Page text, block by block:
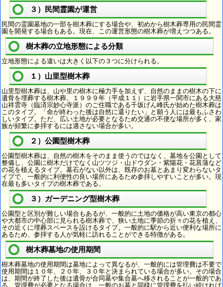
３）民間霊園が運営
民間の霊園墓地の一部を樹木葬にする場合や、初めから樹木葬専用の民間霊
園を開発する場合もある。現在、この運営形態の樹木葬が増えつつある。
樹木葬の立地形態による分類
立地形態による違いは大きく以下の３つに分けられる。
１）山里型樹木葬
山里型樹木葬は、山や里の樹木に極力手を加えず、自然のままの樹木の下に
遺骨を埋葬する樹木葬。１９９９年（平成１１）に岩手県一関市にある大慈
山祥雲寺（臨済宗妙心寺派）のご住職である千坂げん峰氏が始めた樹木葬は
このタイプ。「命が終わった後は自然に還りたい」と願う人には最もふさわ
しいタイプ。ただ、広い土地が必要となるため交通の不便な場所が多く、家
族が頻繁に参拝するには適さない場合が多い。
２）公園型樹木葬
公園型樹木葬は、自然の樹木をそのまま使うのではなく、墓地を公園として
整備し、公園に樹木だけでなく山ツツジ・山ドウダン・紫陽花・花菖蒲など
の花を植えるタイプ。墓石がない以外は、既存のお墓とあまり変わらないタ
イプで、一般的に利便性の良い場所にあるため参拝しやすいことが多い。現
在最も多いタイプの樹木葬である。
３）ガーデニング型樹木葬
公園型と区別が難しい場合もあるが、一般的に土地の価格が高い東京の都心
や大都市の中心部に見られる樹木葬で、狭い土地に季節の折々の花を植え、
その近くに埋葬スペースを設けるタイプ。一般的に駅から近い便利な場所に
あるため、参拝する人が気軽に訪れることができる特徴がある。
樹木葬墓地の使用期間
樹木葬墓地の使用期間は墓地によって異なるが、一般的には管理費は不要で
使用期間は１０年、２０年、３０年と決まられている場合が多い。その場合
は、期間が終了した後は遺骨が合同墓や集合墓へ移されることが一般的であ
る。管理費が必要となる場合は、一般のお墓と同様に管理費を払い続ければ